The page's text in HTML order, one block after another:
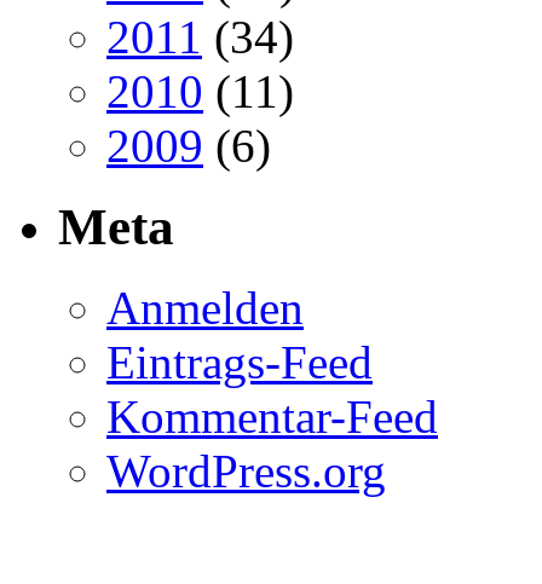
2011 (34)
2010 (11)
2009 (6)
Meta
Anmelden
Eintrags-Feed
Kommentar-Feed
WordPress.org